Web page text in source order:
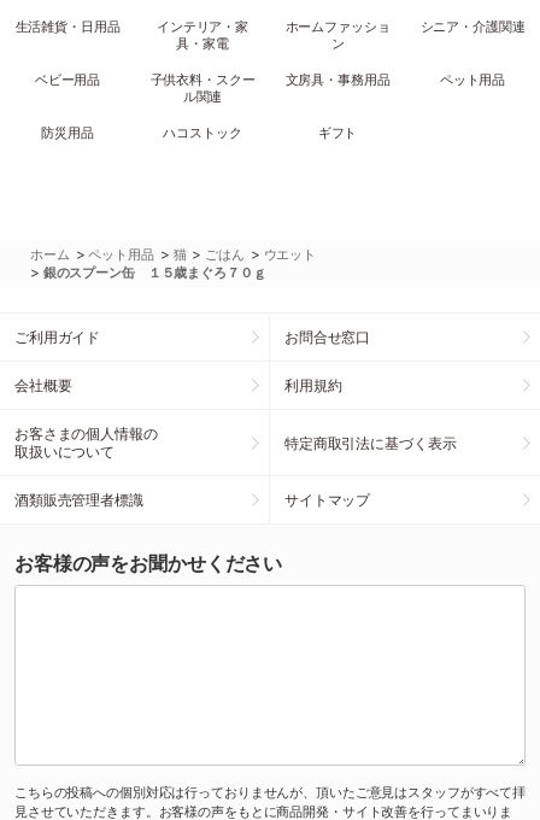
生活雑貨・日用品
インテリア・家
具・家電
ホームファッショ
ン
シニア・介護関連
ベビー用品
子供衣料・スクー
ル関連
文房具・事務用品 ペット用品
防災用品 ハコストック ギフト
ホーム >ペット用品 > 猫 > ごはん > ウエット
> 銀のスプーン缶 １５歳まぐろ７０ｇ
ご利用ガイド お問合せ窓口
会社概要 利用規約
お客さまの個人情報の
取扱いについて
特定商取引法に基づく表示
酒類販売管理者標識 サイトマップ
お客様の声をお聞かせください
こちらの投稿への個別対応は行っておりませんが、頂いたご意見はスタッフがすべて拝
見させていただきます。お客様の声をもとに商品開発・サイト改善を行ってまいりま